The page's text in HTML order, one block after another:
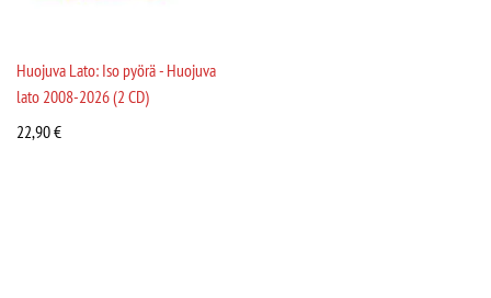
Huojuva Lato: Iso pyörä - Huojuva
lato 2008-2026 (2 CD)
22,90€